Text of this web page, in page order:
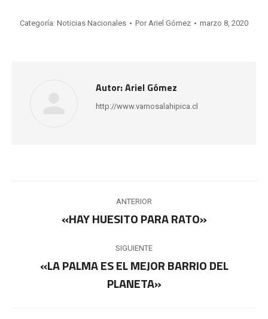
Categoría: Noticias Nacionales Por Ariel Gómez marzo 8, 2020
Autor:Ariel Gómez
http://www.vamosalahipica.cl
publicaciones
ANTERIOR
Publicación
«HAY HUESITO PARA RATO»
SIGUIENTE
Publicación
siguiente:
«LA PALMA ES EL MEJOR BARRIO DEL
PLANETA»